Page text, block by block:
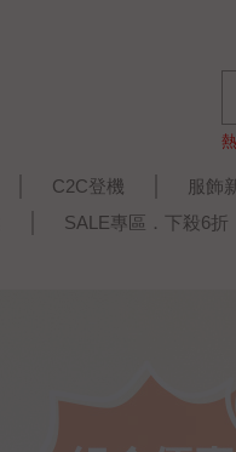
C2C登機 服飾
SALE專區．下殺6折